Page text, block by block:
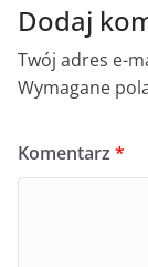
Dodaj
Twój adres e-
Wymagane
Komentarz *